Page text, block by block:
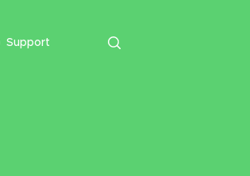
Support